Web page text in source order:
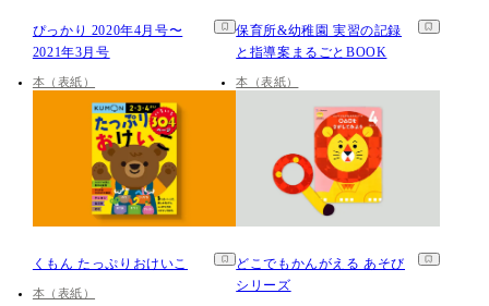
ぴっかり 2020年4月号〜
2021年3月号
本（表紙）
保育所&幼稚園 実習の記録
と指導案まるごとBOOK
本（表紙）
くもん たっぷりおけいこ
本（表紙）
どこでもかんがえる あそび
シリーズ